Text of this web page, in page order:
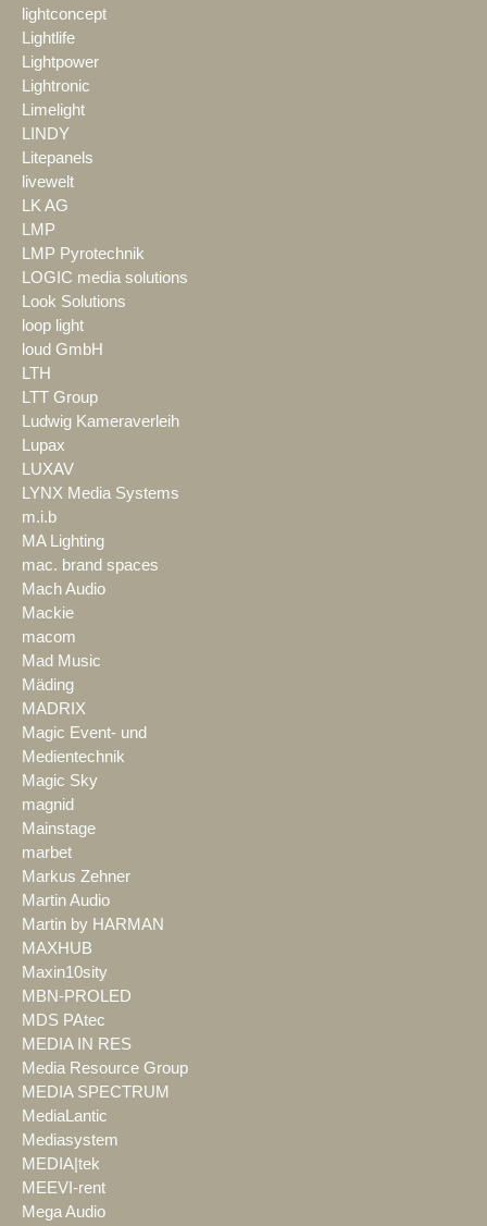
lightconcept
Lightlife
Lightpower
Lightronic
Limelight
LINDY
Litepanels
livewelt
LK AG
LMP
LMP Pyrotechnik
LOGIC media solutions
Look Solutions
loop light
loud GmbH
LTH
LTT Group
Ludwig Kameraverleih
Lupax
LUXAV
LYNX Media Systems
m.i.b
MA Lighting
mac. brand spaces
Mach Audio
Mackie
macom
Mad Music
Mäding
MADRIX
Magic Event- und
Medientechnik
Magic Sky
magnid
Mainstage
marbet
Markus Zehner
Martin Audio
Martin by HARMAN
MAXHUB
Maxin10sity
MBN-PROLED
MDS PAtec
MEDIA IN RES
Media Resource Group
MEDIA SPECTRUM
MediaLantic
Mediasystem
MEDIA|tek
MEEVI-rent
Mega Audio